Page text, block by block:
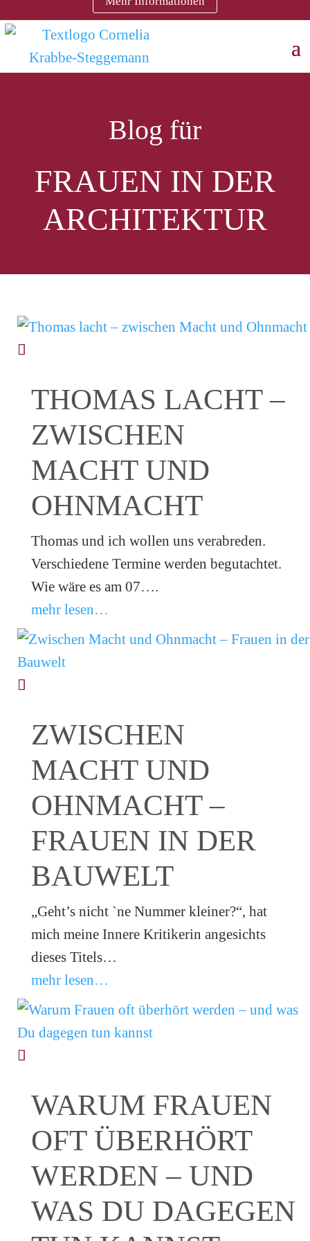
Blog für
FRAUEN IN DER
ARCHITEKTUR
THOMAS LACHT –
ZWISCHEN
MACHT UND
OHNMACHT
Thomas und ich wollen uns verabreden.
Verschiedene Termine werden begutachtet.
Wie wäre es am 07….
mehr lesen…
ZWISCHEN
MACHT UND
OHNMACHT –
FRAUEN IN DER
BAUWELT
„Geht’s nicht `ne Nummer kleiner?“, hat
mich meine Innere Kritikerin angesichts
dieses Titels…
mehr lesen…
WARUM FRAUEN
OFT ÜBERHÖRT
WERDEN – UND
WAS DU DAGEGEN